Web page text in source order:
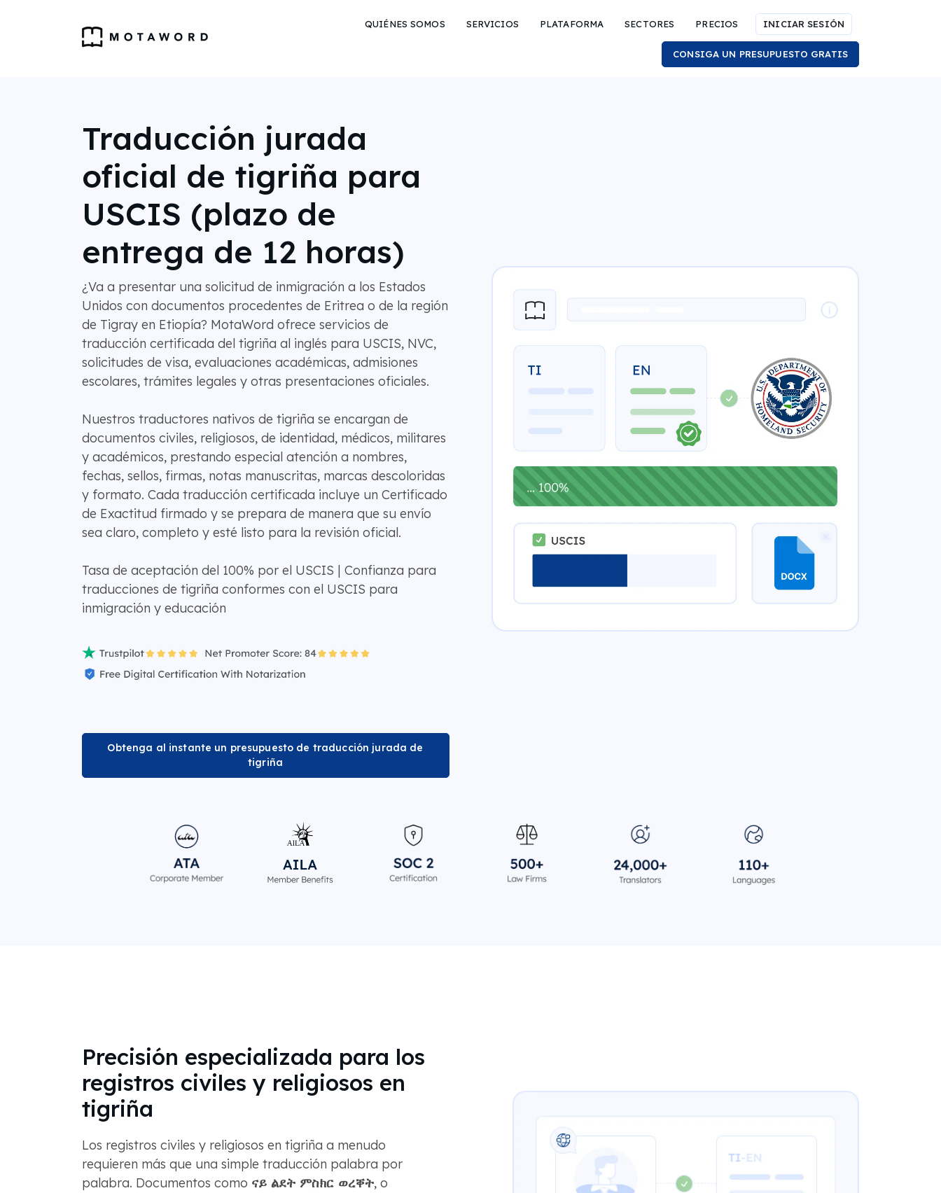
QUIÉNES SOMOS SERVICIOS PLATAFORMA SECTORES PRECIOS INICIAR SESIÓN
CONSIGA UN PRESUPUESTO GRATIS
Traducción jurada
oficial de tigriña para
USCIS (plazo de
entrega de 12 horas)
¿Va a presentar una solicitud de inmigración a los Estados
Unidos con documentos procedentes de Eritrea o de la región
de Tigray en Etiopía? MotaWord ofrece servicios de
traducción certificada del tigriña al inglés para USCIS, NVC,
solicitudes de visa, evaluaciones académicas, admisiones
escolares, trámites legales y otras presentaciones oficiales.
Nuestros traductores nativos de tigriña se encargan de
documentos civiles, religiosos, de identidad, médicos, militares
y académicos, prestando especial atención a nombres,
fechas, sellos, firmas, notas manuscritas, marcas descoloridas
y formato. Cada traducción certificada incluye un Certificado
de Exactitud firmado y se prepara de manera que su envío
sea claro, completo y esté listo para la revisión oficial.
Tasa de aceptación del 100% por el USCIS | Confianza para
traducciones de tigriña conformes con el USCIS para
inmigración y educación
Obtenga al instante un presupuesto de traducción jurada de
tigriña
Precisión especializada para los
registros civiles y religiosos en
tigriña
Los registros civiles y religiosos en tigriña a menudo
requieren más que una simple traducción palabra por
palabra. Documentos como ናይ ልደት ምስክር ወረቐት, o